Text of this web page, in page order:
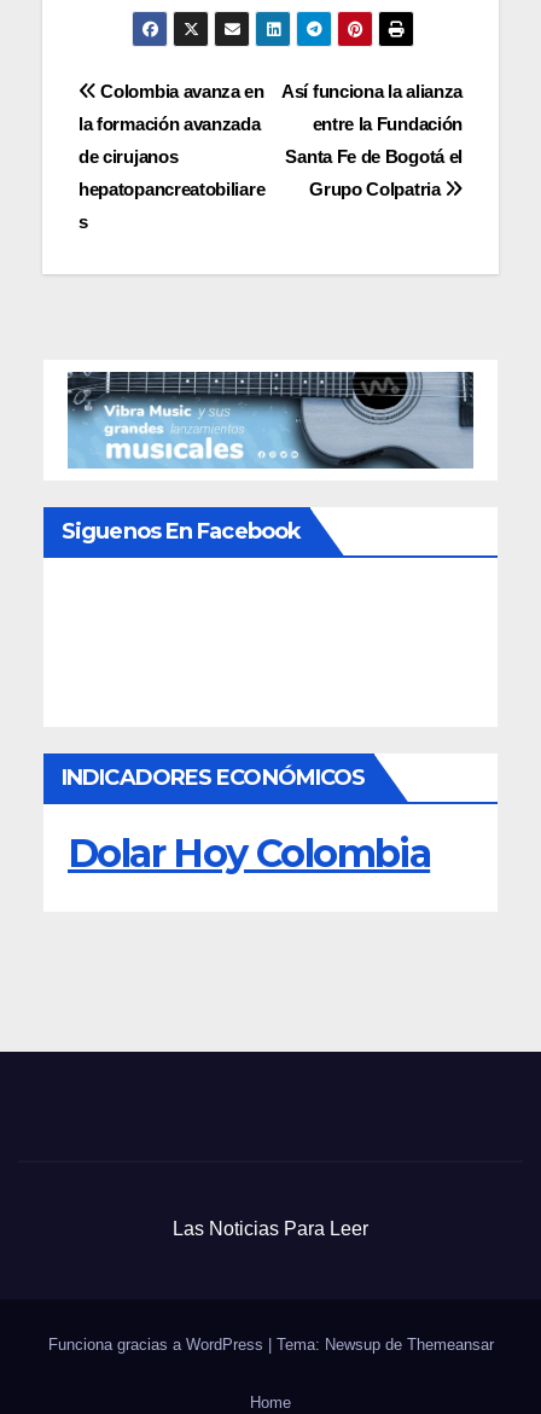
Navegación
de
entradas
Así funciona la alianza
entre la Fundación
Santa Fe de Bogotá el
Grupo Colpatria
Colombia avanza en
la formación avanzada
de cirujanos
hepatopancreatobiliare
s
Siguenos En Facebook
INDICADORES ECONÓMICOS
Dolar Hoy Colombia
Las Noticias Para Leer
Funciona gracias a WordPress | Tema: Newsup de Themeansar
Home